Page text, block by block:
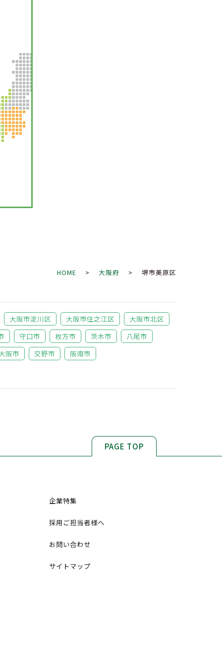
HOME > 大阪府 > 堺市美原区
大阪市淀川区 大阪市住之江区
大阪市北区
守口市 枚方市 茨木市
八尾市
阪市
交野市 阪南市
PAGE TOP
企業特集
採用ご担当者様へ
お問い合わせ
サイトマップ